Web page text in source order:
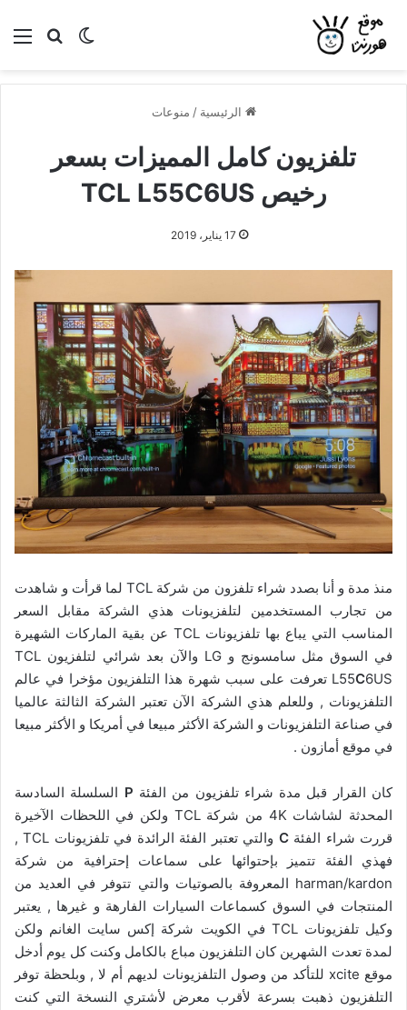
بحثالوضع
الرئيسية / منوعات
تلفزيون كامل المميزات بسعر
رخيص TCL L55C6US
17 يناير، 2019
منذ مدة و أنا بصدد شراء تلفزون من شركة TCL لما قرأت و شاهدت
من تجارب المستخدمين لتلفزيونات هذي الشركة مقابل السعر
المناسب التي يباع بها تلفزيونات TCL عن بقية الماركات الشهيرة
في السوق مثل سامسونج و LG والآن بعد شرائي لتلفزيون TCL
L55C
6US تعرفت على سبب شهرة هذا التلفزيون مؤخرا في عالم
التلفزيونات , وللعلم هذي الشركة الآن تعتبر الشركة الثالثة عالميا
في صناعة التلفزيونات و الشركة الأكثر مبيعا في أمريكا و الأكثر مبيعا
في موقع أمازون .
كان القرار قبل مدة شراء تلفزيون من الفئة P السلسلة السادسة
المحدثة لشاشات 4K من شركة TCL ولكن في اللحظات الآخيرة
قررت شراء الفئةC
والتي تعتبر الفئة الرائدة في تلفزيونات TCL ,
فهذي الفئة تتميز بإحتوائها على سماعات إحترافية من شركة
harman/kardon المعروفة بالصوتيات والتي تتوفر في العديد من
المنتجات في السوق كسماعات السيارات الفارهة و غيرها , يعتبر
وكيل تلفزيونات TCL في الكويت شركة إكس سايت الغانم ولكن
لمدة تعدت الشهرين كان التلفزيون مباع بالكامل وكنت كل يوم أدخل
موقع xcite للتأكد من وصول التلفزيونات لديهم أم لا , وبلحظة توفر
التلفزيون ذهبت بسرعة لأقرب معرض لأشتري النسخة التي كنت